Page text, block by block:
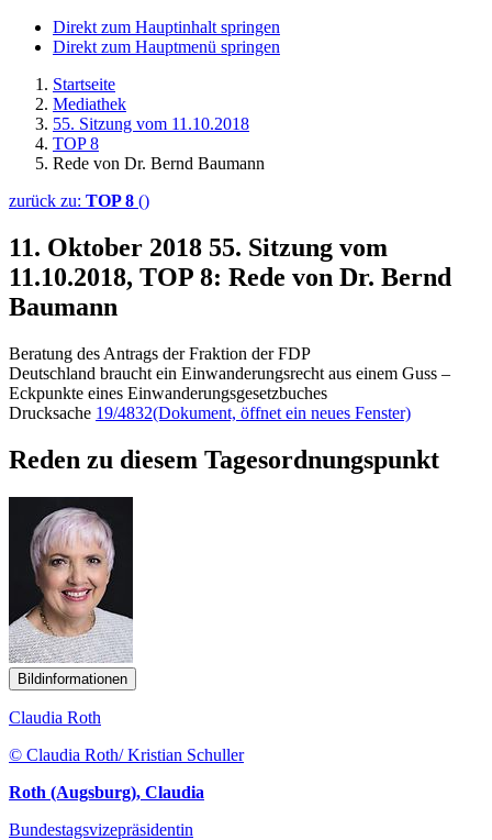
Direkt zum Hauptinhalt springen
Direkt zum Hauptmenü springen
Startseite
Mediathek
55. Sitzung vom 11.10.2018
TOP 8
Rede von Dr. Bernd Baumann
zurück zu: TOP 8 ()
11. Oktober 2018 55. Sitzung vom
11.10.2018, TOP 8: Rede von Dr. Bernd
Baumann
Beratung des Antrags der Fraktion der FDP
Deutschland braucht ein Einwanderungsrecht aus einem Guss –
Eckpunkte eines Einwanderungsgesetzbuches
Drucksache 19/4832(Dokument, öffnet ein neues Fenster)
Reden zu diesem Tagesordnungspunkt
Bildinformationen
Claudia Roth
© Claudia Roth/ Kristian Schuller
Roth (Augsburg), Claudia
Bundestagsvizepräsidentin